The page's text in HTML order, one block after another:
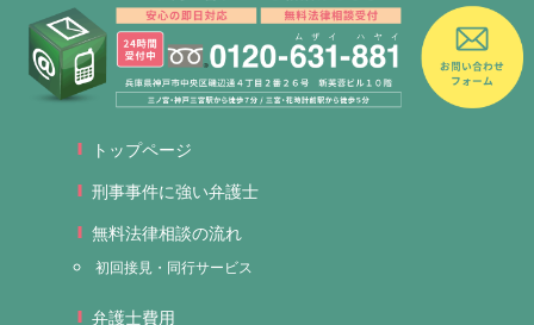
トップページ
刑事事件に強い弁護士
無料法律相談の流れ
初回接見・同行サービス
弁護士費用